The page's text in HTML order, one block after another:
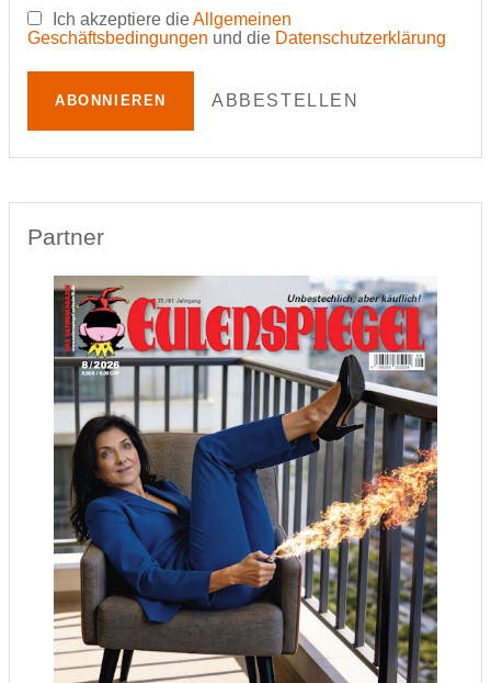
Ich akzeptiere dieAllgemeinen
Geschäftsbedingungen und die Datenschutzerklärung
ABONNIEREN ABBESTELLEN
Partner